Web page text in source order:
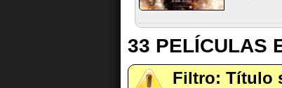
33 PELÍCULAS
Filtro: Título